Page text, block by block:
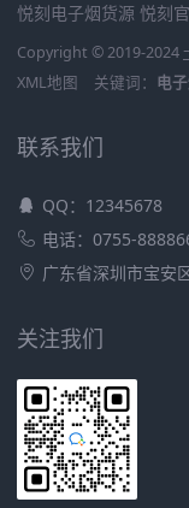
悦刻电子烟货源 悦刻
Copyright © 2019-2024
XML地图
关键词： 电
联系我们
QQ：12345678
电话：0755-
广东省深圳市宝安
关注我们